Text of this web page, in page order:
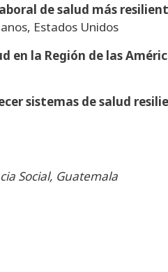
de salud más
Estados Unidos
la Región de las
sistemas de salud
Social, Guatemala